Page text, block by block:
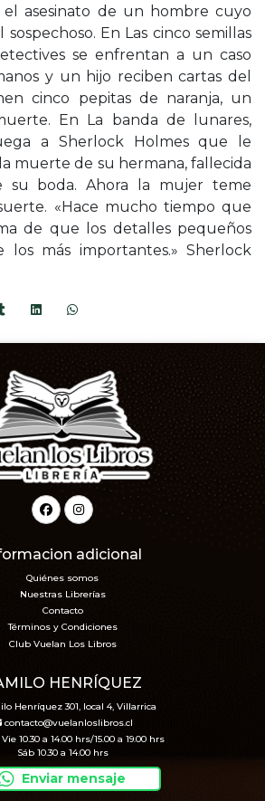
el asesinato de un hombre cuyo
sospechoso. En Las cinco semillas
se enfrentan a un caso
y un hijo reciben cartas del
cinco pepitas de naranja, un
En La banda de lunares,
a Sherlock Holmes que le
muerte de su hermana, fallecida
su boda. Ahora la mujer teme
«Hace mucho tiempo que
de que los detalles pequeños
los más importantes.» Sherlock
adicional
Quiénes somos
Nuestras Librerías
Contacto
Términos y Condiciones
Club Vuelan Los Libros
HENRÍQUEZ
Henríquez 301, local 4, Villarrica
contacto@vuelanloslibros.cl
10.30 a 14.00 hrs/15.00 a 19.00 hrs
Sáb 10.30 a 14.00 hrs
Enviar mensaje